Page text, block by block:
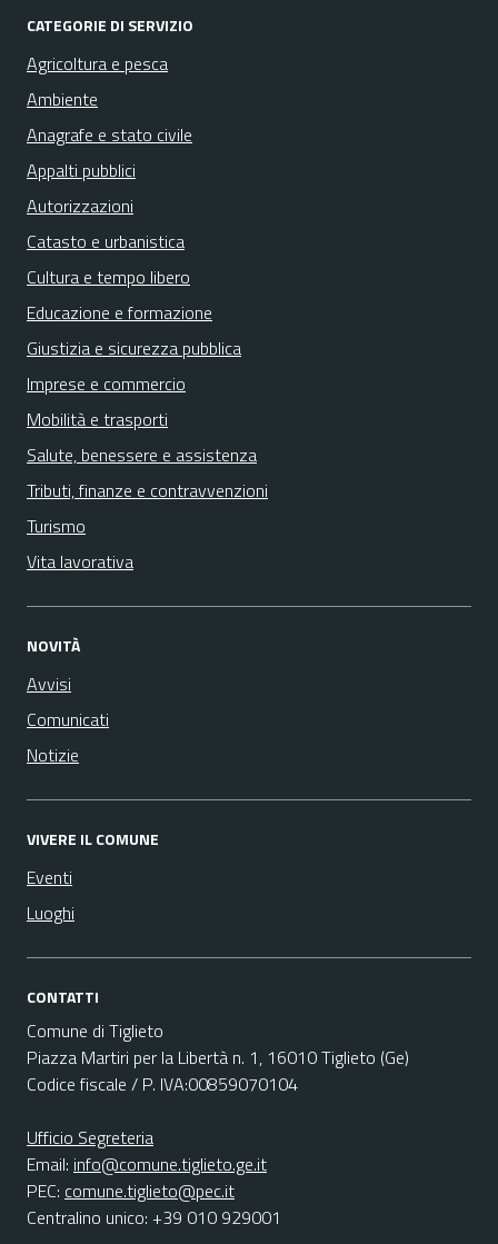
CATEGORIE DI SERVIZIO
Agricoltura e pesca
Ambiente
Anagrafe e stato civile
Appalti pubblici
Autorizzazioni
Catasto e urbanistica
Cultura e tempo libero
Educazione e formazione
Giustizia e sicurezza pubblica
Imprese e commercio
Mobilità e trasporti
Salute, benessere e assistenza
Tributi, finanze e contravvenzioni
Turismo
Vita lavorativa
NOVITÀ
Avvisi
Comunicati
Notizie
VIVERE IL COMUNE
Eventi
Luoghi
CONTATTI
Comune di Tiglieto
Piazza Martiri per la Libertà n. 1, 16010 Tiglieto (Ge)
Codice fiscale / P. IVA:00859070104
Ufficio Segreteria
Email: info@comune.tiglieto.ge.it
PEC: comune.tiglieto@pec.it
Centralino unico: +39 010 929001